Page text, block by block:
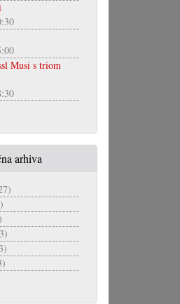
Musi s triom
arhiva